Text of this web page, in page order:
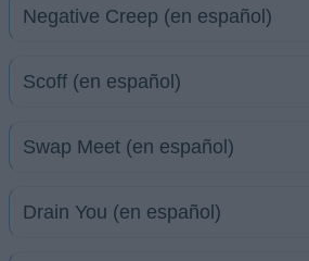
Negative Creep (en español)
Scoff (en español)
Swap Meet (en español)
Drain You (en español)